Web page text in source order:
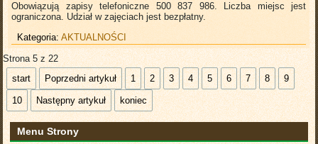
Obowiązują zapisy telefoniczne 500 837 986. Liczba miejsc jest
ograniczona. Udział w zajęciach jest bezpłatny.
Kategoria:AKTUALNOŚCI
Strona 5 z 22
start
Poprzedni artykuł 1 2 3 4 5 6 7 8 9
10 Następny artykuł koniec
Menu Strony